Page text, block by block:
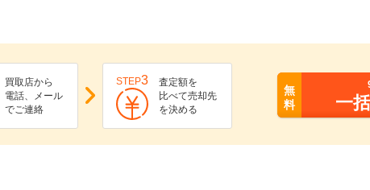
買取店から
電話、メール
でご連絡
STEP3
査定額を
比べて売却先
を決める
無
料
一